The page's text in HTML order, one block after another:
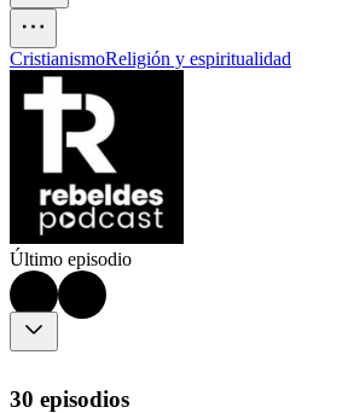
CristianismoReligión y espiritualidad
Último episodio
30 episodios